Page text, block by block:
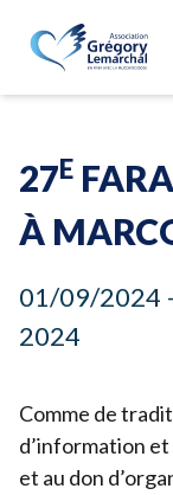
Maison
Mon compte
L'association
Le combat de
Notre équipe
Nos finances
Qu'est-ce que c'est
Les soins
Aujourd'hui avec la
Les CRCM
AGISSEZ AVEC
Faire un don ↗︎
Donner chaque
ADHÉSION 2026 ↗︎
Adhérer ou
27E
À
01/09/2024
2024
Comme de
d’information
et au don